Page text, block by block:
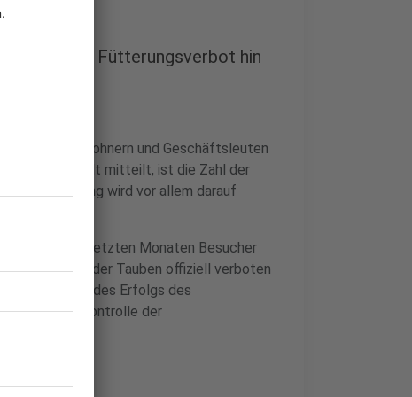
gezielt auf Fütterungsverbot hin
von Anwohnern und Geschäftsleuten
Wie die Stadt mitteilt, ist die Zahl der
Der Rückgang wird vor allem darauf
in den letzten Monaten Besucher
das Füttern der Tauben offiziell verboten
Aufgrund des Erfolgs des
zur Kontrolle der